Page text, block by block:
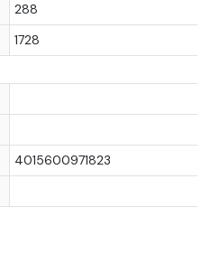
288
1728
4015600971823